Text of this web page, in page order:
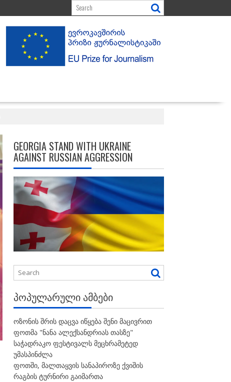
GEORGIA STAND WITH UKRAINE
AGAINST RUSSIAN AGGRESSION
ᲞᲝᲞᲣᲚᲐᲠᲣᲚᲘ ᲐᲛᲑᲔᲑᲘ
ოზონის შრის დაცვა იწყება შენი მაცივრით
ფოთმა "ნანა ალექსანდრიას თასზე"
საჭადრაკო ფესტივალს მეცხრამეტედ
უმასპინძლა
ფოთში, მალთაყვის სანაპიროზე ქვიშის
რაგბის ტურნირი გაიმართა